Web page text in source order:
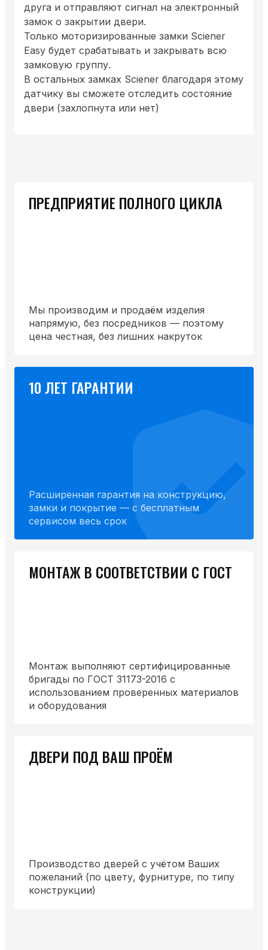
друга и отправляют сигнал на электронный
замок о закрытии двери.
Только моторизированные замки Sciener
Easy будет срабатывать и закрывать всю
замковую группу.
В остальных замках Sciener благодаря этому
датчику вы сможете отследить состояние
двери (захлопнута или нет)
ПРЕДПРИЯТИЕ ПОЛНОГО ЦИКЛА
Мы производим и продаём изделия
напрямую, без посредников — поэтому
цена честная, без лишних накруток
10 ЛЕТ ГАРАНТИИ
Расширенная гарантия на конструкцию,
замки и покрытие — с бесплатным
сервисом весь срок
МОНТАЖ В СООТВЕТСТВИИ С ГОСТ
Монтаж выполняют сертифицированные
бригады по ГОСТ 31173-2016 с
использованием проверенных материалов
и оборудования
ДВЕРИ ПОД ВАШ ПРОЁМ
Производство дверей с учётом Ваших
пожеланий (по цвету, фурнитуре, по типу
конструкции)